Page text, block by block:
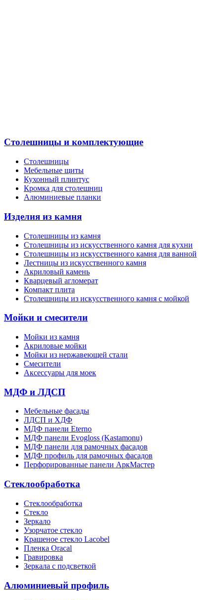
Столешницы и комплектующие
Столешницы
Мебельные щиты
Кухонный плинтус
Кромка для столешниц
Алюминиевые планки
Изделия из камня
Столешницы из камня
Cтолешницы из искусственного камня для кухни
Cтолешницы из искусственного камня для ванной
Лестницы из искусственного камня
Акриловый камень
Кварцевый агломерат
Компакт плита
Столешницы из искусственного камня с мойкой
Мойки и смесители
Мойки из камня
Акриловые мойки
Мойки из нержавеющей стали
Смесители
Аксессуары для моек
МДФ и ЛДСП
Мебельные фасады
ЛДСП и ХДФ
МДФ панели Eterno
МДФ панели Evogloss (Kastamonu)
МДФ панели для рамочных фасадов
МДФ профиль для рамочных фасадов
Перфорированные панели АркМастер
Стеклообработка
Стеклообработка
Стекло
Зеркало
Узорчатое стекло
Крашеное стекло Lacobel
Пленка Oracal
Гравировка
Зеркала с подсветкой
Алюминиевый профиль